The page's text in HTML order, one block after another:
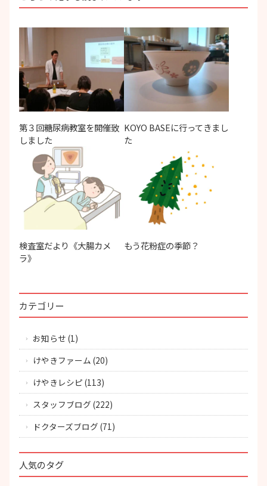
ョ
第３回糖尿病教室を開催致
しました
KOYO BASEに行ってきまし
た
検査室だより《大腸カメ
ラ》
もう花粉症の季節？
カテゴリー
お知らせ (1)
けやきファーム (20)
けやきレシピ (113)
スタッフブログ (222)
ドクターズブログ (71)
人気のタグ